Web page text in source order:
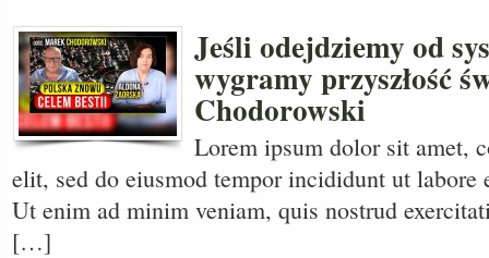
Jeśli odejdziemy od
wygramy przyszłość
Chodorowski
Lorem ipsum dolor sit amet,
elit, sed do eiusmod tempor incididunt ut labore
Ut enim ad minim veniam, quis nostrud
[…]